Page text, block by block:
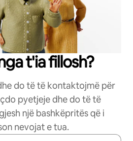
t'ia fillosh?
do të të kontaktojmë për
pyetjeje dhe do të të
një bashkëpritës që i
nevojat e tua.